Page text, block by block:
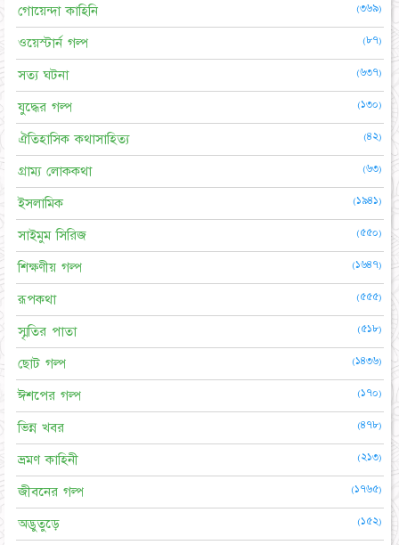
গোয়েন্দা কাহিনি (৩৬৯)
ওয়েস্টার্ন গল্প (৮৭)
সত্য ঘটনা (৬৩৭)
যুদ্ধের গল্প (১৩০)
ঐতিহাসিক কথাসাহিত্য (৪২)
গ্রাম্য লোককথা (৬৩)
ইসলামিক (১৯৪১)
সাইমুম সিরিজ (৫৫০)
শিক্ষণীয় গল্প (১৬৪৭)
রূপকথা (৫৫৫)
স্মৃতির পাতা (৫১৮)
ছোট গল্প (১৪৩৬)
ঈশপের গল্প (১৭০)
ভিন্ন খবর (৪৭৮)
ভ্রমণ কাহিনী (২১৩)
জীবনের গল্প (১৭৬৫)
অদ্ভুতুড়ে (১৫২)